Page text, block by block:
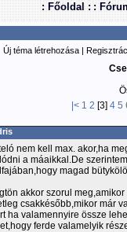
: Főoldal : :
Új téma létrehozása |
|< 1 2 [3] 4 5
nem kell max. akor,ha
a máaikkal.De
magad
akkor szorul
csakkésőbb,mikor már
ha valamennyire össze
ferde valamelyik